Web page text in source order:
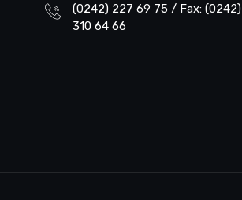
(0242) 227 69 75 / Fax: (0242)
310 64 66